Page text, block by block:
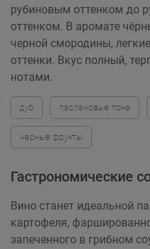
рубиновым оттенком до
оттенком. В аромате
черной смородины,
оттенки. Вкус полный,
нотами.
дуб пасленовые тона
черные фрукты
Гастрономические
Вино станет идеальной
картофеля,
запеченного в грибном